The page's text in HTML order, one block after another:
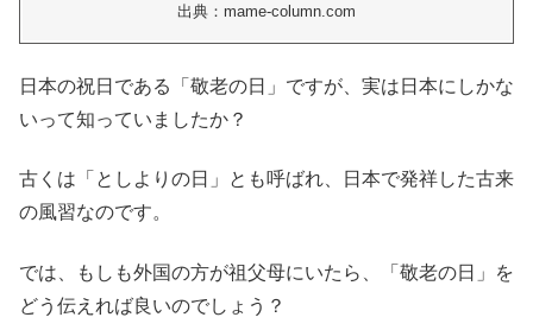
出典：mame-column.com
日本の祝日である「敬老の日」ですが、実は日本にしかな
いって知っていましたか？
古くは「としよりの日」とも呼ばれ、日本で発祥した古来
の風習なのです。
では、もしも外国の方が祖父母にいたら、「敬老の日」を
どう伝えれば良いのでしょう？